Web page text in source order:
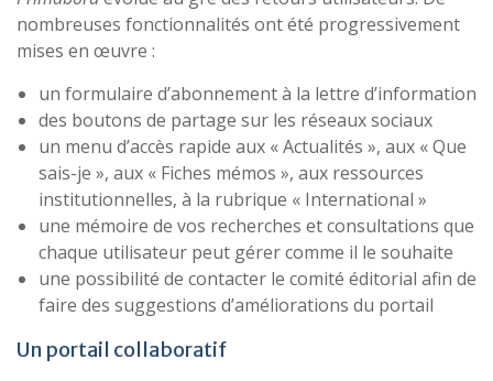
nombreuses fonctionnalités ont été progressivement
mises en œuvre :
un formulaire d’abonnement à la lettre d’information
des boutons de partage sur les réseaux sociaux
un menu d’accès rapide aux « Actualités », aux « Que
sais-je », aux « Fiches mémos », aux ressources
institutionnelles, à la rubrique « International »
une mémoire de vos recherches et consultations que
chaque utilisateur peut gérer comme il le souhaite
une possibilité de contacter le comité éditorial afin de
faire des suggestions d’améliorations du portail
Un portail collaboratif